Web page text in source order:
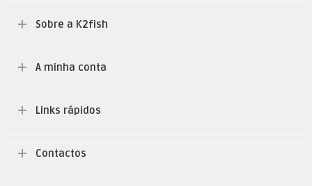
Sobre a K2fish
A minha conta
Links rápidos
Contactos